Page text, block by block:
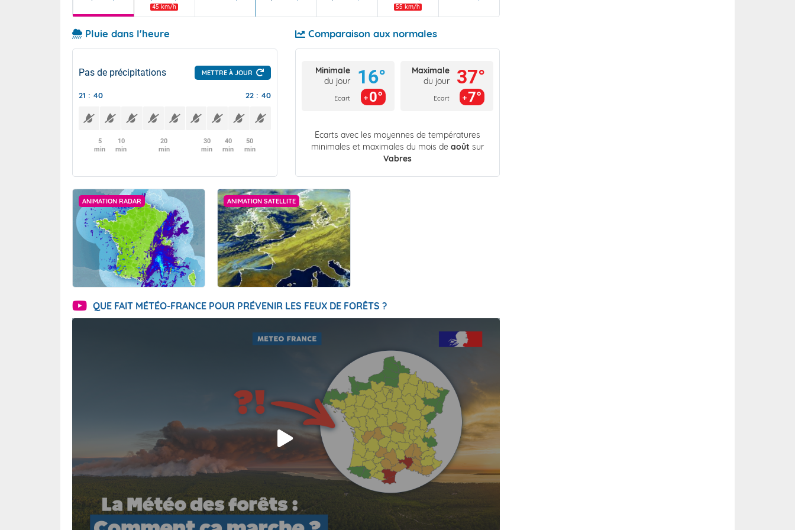
45 km/h 55 km/h
Pluie dans l'heure
Pas de précipitations METTRE À JOUR
21 : 40 22 : 40
5
min
10
min
20
min
30
min
40
min
50
min
Comparaison aux normales
Minimale
du jour
Ecart
16°
0°
Maximale
du jour
Ecart
37°
7°
Écarts avec les moyennes de températures
minimales et maximales du mois de août sur
Vabres
ANIMATION RADAR ANIMATION SATELLITE
QUE FAIT MÉTÉO-FRANCE POUR PRÉVENIR LES FEUX DE FORÊTS ?